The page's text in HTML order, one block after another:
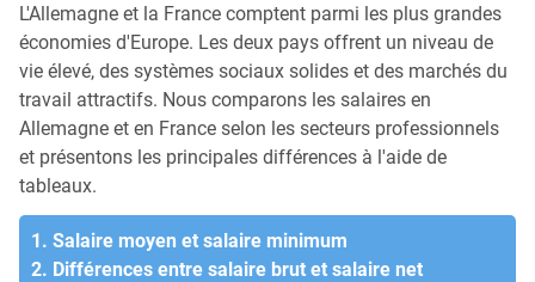
L'Allemagne et la France comptent parmi les plus grandes
économies d'Europe. Les deux pays offrent un niveau de
vie élevé, des systèmes sociaux solides et des marchés du
travail attractifs. Nous comparons les salaires en
Allemagne et en France selon les secteurs professionnels
et présentons les principales différences à l'aide de
tableaux.
1. Salaire moyen et salaire minimum
2. Différences entre salaire brut et salaire net